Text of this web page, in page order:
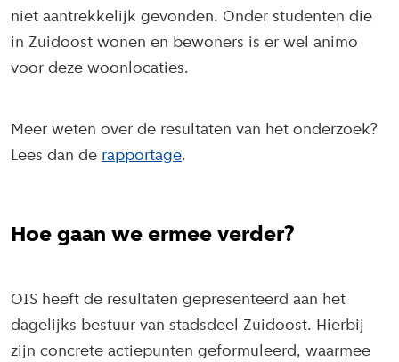
niet aantrekkelijk gevonden. Onder studenten die
in Zuidoost wonen en bewoners is er wel animo
voor deze woonlocaties.
Meer weten over de resultaten van het onderzoek?
Lees dan de rapportage.
Hoe gaan we ermee verder?
OIS heeft de resultaten gepresenteerd aan het
dagelijks bestuur van stadsdeel Zuidoost. Hierbij
zijn concrete actiepunten geformuleerd, waarmee